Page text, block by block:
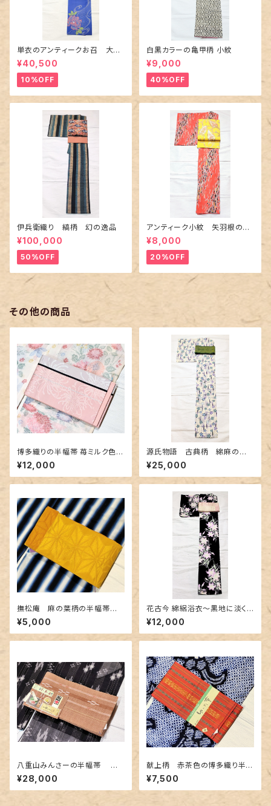
単衣のアンティークお召 大輪
の薔薇柄柄
¥40,500
10%OFF
白黒カラーの亀甲柄 小紋
¥9,000
40%OFF
伊兵衛織り 縞柄 幻の逸品
¥100,000
50%OFF
アンティーク小紋 矢羽根の地
紋に短冊柄 裄６６cm
¥8,000
20%OFF
その他の商品
博多織りの半幅帯 苺ミルク色に
乱菊地紋
¥12,000
源氏物語 古典柄 綿麻の浴
衣 紅型調
¥25,000
撫松庵 麻の葉柄の半幅帯
黄色✕金茶色
¥5,000
花古今 綿絽浴衣～黒地に淡く
美しく咲く百合～
¥12,000
八重山みんさーの半幅帯 ヒ
ルギ、椎、あかね染め 淡い薄茶
色 証紙つき
¥28,000
献上柄 赤茶色の博多織り半幅
帯
¥7,500